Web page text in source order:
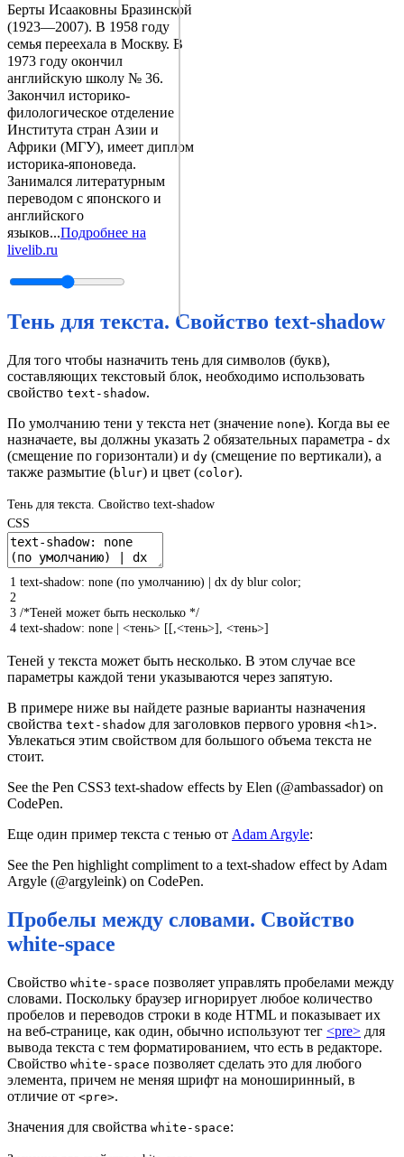
Берты Исааковны Бразинской
(1923—2007). В 1958 году
семья переехала в Москву. В
1973 году окончил
английскую школу № 36.
Закончил историко-
филологическое отделение
Института стран Азии и
Африки (МГУ), имеет диплом
историка-японоведа.
Занимался литературным
переводом с японского и
английского
языков...Подробнее на
livelib.ru
Тень для текста. Свойство text-shadow
Для того чтобы назначить тень для символов (букв),
составляющих текстовый блок, необходимо использовать
свойство text-shadow.
По умолчанию тени у текста нет (значение none). Когда вы ее
назначаете, вы должны указать 2 обязательных параметра - dx
(смещение по горизонтали) и dy (смещение по вертикали), а
также размытие (blur) и цвет (color).
Тень для текста. Свойство text-shadow
CSS
1
2
3
4
text-shadow: none (по умолчанию) dx dy blur color;
/*Теней может быть несколько */
text-shadow: none <тень> [[,<тень>], <тень>]
Теней у текста может быть несколько. В этом случае все
параметры каждой тени указываются через запятую.
В примере ниже вы найдете разные варианты назначения
свойства text-shadow для заголовков первого уровня <h1>.
Увлекаться этим свойством для большого объема текста не
стоит.
See the Pen CSS3 text-shadow effects by Elen (@ambassador) on
CodePen.
Еще один пример текста с тенью от Adam Argyle:
See the Pen highlight compliment to a text-shadow effect by Adam
Argyle (@argyleink) on CodePen.
Пробелы между словами. Свойство
white-space
Свойство white-space позволяет управлять пробелами между
словами. Поскольку браузер игнорирует любое количество
пробелов и переводов строки в коде HTML и показывает их
на веб-странице, как один, обычно используют тег <pre> для
вывода текста с тем форматированием, что есть в редакторе.
Свойство white-space позволяет сделать это для любого
элемента, причем не меняя шрифт на моноширинный, в
отличие от <pre>.
Значения для свойства white-space: